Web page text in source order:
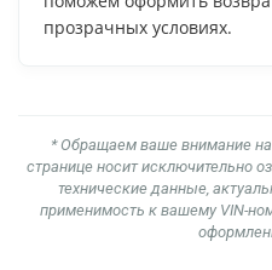
прозрачных условиях.
* Обращаем ваше внимание
странице носит исключительно
технические данные,
применимость к вашему VIN-